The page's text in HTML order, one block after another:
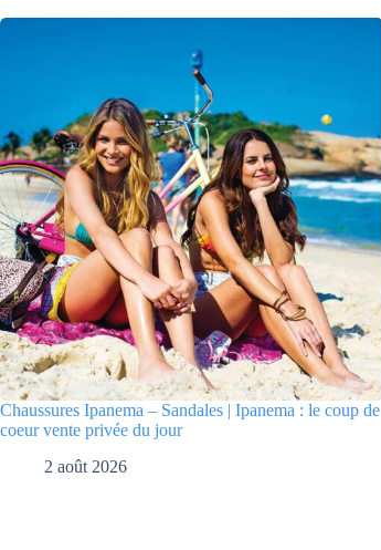
Chaussures Ipanema – Sandales | Ipanema : le coup de
coeur vente privée du jour
2 août 2026